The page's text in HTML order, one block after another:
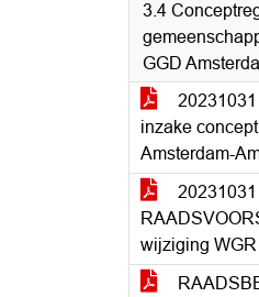
3.4
GGD
inzake
Amsterdam-
wijziging